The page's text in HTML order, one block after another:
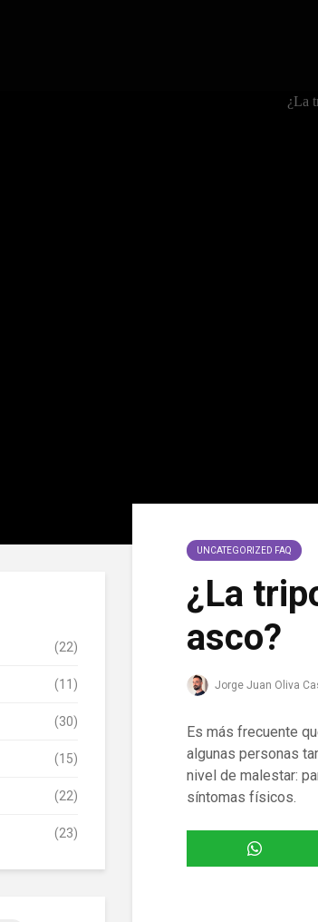
UNCATEGORIZED FAQ
¿La
asco?
Jorge Juan Oliva
Es más frecuente
algunas personas
nivel de malestar:
síntomas físicos.
(22)
(11)
(30)
(15)
(22)
(23)